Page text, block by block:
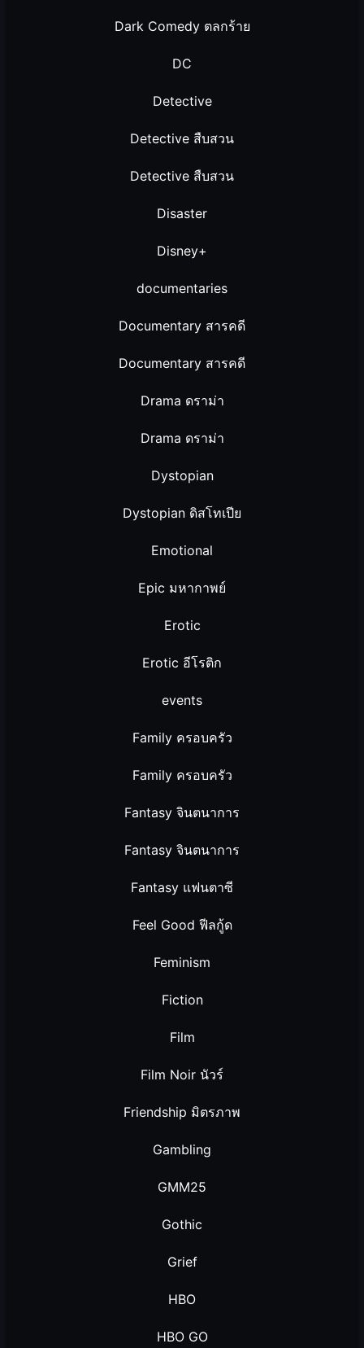
Dark Comedy ตลกร้าย
DC
Detective
Detective สืบสวน
Detective สืบสวน
Disaster
Disney+
documentaries
Documentary สารคดี
Documentary สารคดี
Drama ดราม่า
Drama ดราม่า
Dystopian
Dystopian ดิสโทเปีย
Emotional
Epic มหากาพย์
Erotic
Erotic อีโรติก
events
Family ครอบครัว
Family ครอบครัว
Fantasy จินตนาการ
Fantasy จินตนาการ
Fantasy แฟนตาซี
Feel Good ฟีลกู้ด
Feminism
Fiction
Film
Film Noir นัวร์
Friendship มิตรภาพ
Gambling
GMM25
Gothic
Grief
HBO
HBO GO